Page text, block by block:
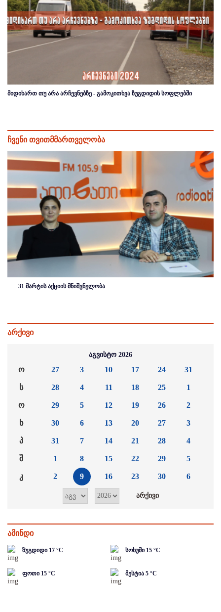
მიდიხართ თუ არა არჩევნებზე - გამოკითხვა ზუგდიდის სოფლებში
ჩვენი თვითმმართველობა
31 მარტის აქციის მნიშვნელობა
არქივი
აგვისტო 2026
ო
ს
ო
ხ
პ
შ
კ
27
28
29
30
31
1
2
3
4
5
6
7
8
9
10
11
12
13
14
15
16
17
18
19
20
21
22
23
24
25
26
27
28
29
30
31
1
2
3
4
5
6
ამინდი
ზუგდიდი 17 °C სოხუმი 15 °C
ფოთი 15 °C მესტია 5 °C